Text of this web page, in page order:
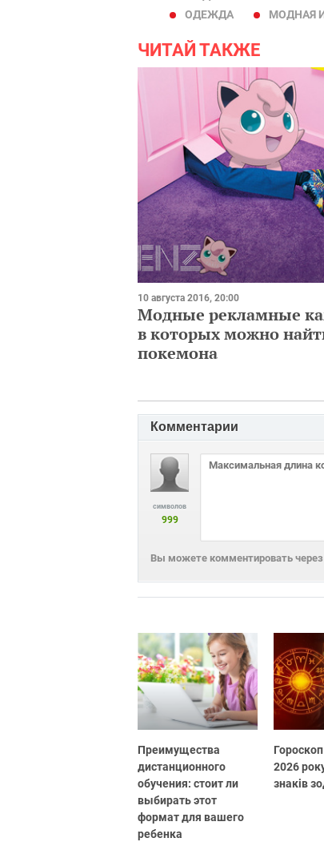
ОДЕЖДА
МОДНАЯ
ЧИТАЙ ТАКЖЕ
10 августа 2016, 20:00
Модные рекламные
в которых можно
покемона
Комментарии
символов
999
Вы можете комментировать через
Преимущества
дистанционного
обучения: стоит ли
выбирать этот
формат для вашего
ребенка
2026
знаків